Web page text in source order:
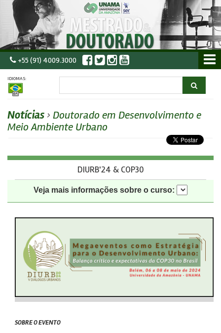
+55 (91) 4009.3000
IDIOMAS:
Notícias› Doutorado em Desenvolvimento e
Meio Ambiente Urbano
DIURB'24 & COP30
Veja mais informações sobre o curso:
SOBRE O EVENTO